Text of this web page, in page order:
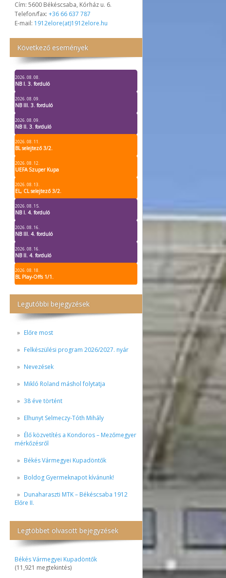
Cím: 5600 Békéscsaba, Kórház u. 6.
Telefon/fax: +36 66 637 787
E-mail: 1912elore(at)1912elore.hu
Következő események
2026. 08. 08.
NB I. 3. forduló
2026. 08. 09.
NB III. 3. forduló
2026. 08. 09.
NB II. 3. forduló
2026. 08. 11.
BL selejtező 3/2.
2026. 08. 12.
UEFA Szuper Kupa
2026. 08. 13.
EL, CL selejtező 3/2.
2026. 08. 15.
NB I. 4. forduló
2026. 08. 16.
NB III. 4. forduló
2026. 08. 16.
NB II. 4. forduló
2026. 08. 18.
BL Play-Offs 1/1.
Legutóbbi bejegyzések
Előre most
Felkészülési program 2026/2027. nyár
Nevezések
Mikló Roland máshol folytatja
38 éve történt
Elhunyt Selmeczy-Tóth Mihály
Élő közvetítés a Kondoros – Mezőmegyer
mérkőzésről
Békés Vármegyei Kupadöntők
Boldog Gyermeknapot kívánunk!
Dunaharaszti MTK – Békéscsaba 1912
Előre II.
Legtöbbet olvasott bejegyzések
Békés Vármegyei Kupadöntők
(11,921 megtekintés)